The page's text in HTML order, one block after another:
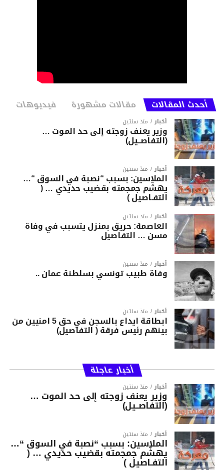
أحدث المقالات مقالات مشهورة فيديوهات
أخبار منذ سنتين
وزير يعنف زوجته إلى حد الموت …
(التفاصــيل)
أخبار منذ سنتين
الملاسين: بسبب “نصبة في السوق “…
يهشّم جمجمته بقضيب حديدي … (
التفـاصيل )
أخبار منذ سنتين
العاصمة: حريق بمنزل يتسبب في وفاة
مسن … التفاصيل
أخبار منذ سنتين
وفاة طبيب تونسي بسلطنة عمان ..
أخبار منذ سنتين
ابطاقة ايداع بالسجن في حق 5 امنيين من
بينهم رئيس فرقة ( التفاصيل)
أخبار عاجلة
أخبار منذ سنتين
وزير يعنف زوجته إلى حد الموت …
(التفاصــيل)
أخبار منذ سنتين
الملاسين: بسبب “نصبة في السوق “…
يهشّم جمجمته بقضيب حديدي … (
التفـاصيل )